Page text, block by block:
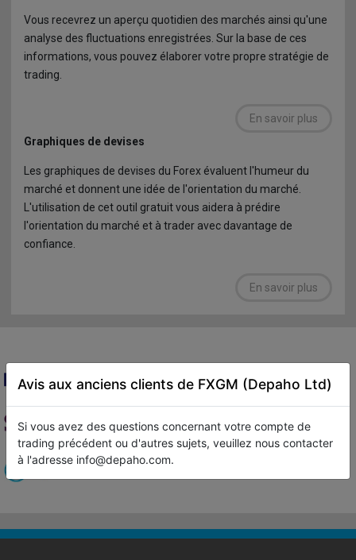
Avis aux anciens clients de FXGM (Depaho Ltd)
Si vous avez des questions concernant votre compte de
trading précédent ou d'autres sujets, veuillez nous contacter
à l'adresse info@depaho.com.
Vous recevrez un aperçu quotidien des marchés ainsi qu'une
analyse des fluctuations enregistrées. Sur la base de ces
informations, vous pouvez élaborer votre propre stratégie de
trading.
En savoir plus
Graphiques de devises
Les graphiques de devises du Forex évaluent l'humeur du
marché et donnent une idée de l'orientation du marché.
L'utilisation de cet outil gratuit vous aidera à prédire
l'orientation du marché et à trader avec davantage de
confiance.
En savoir plus